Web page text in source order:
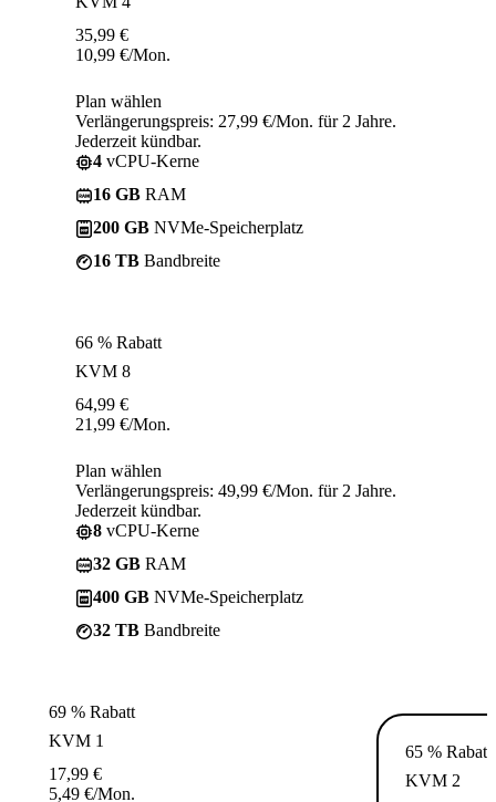
35,99 €
10,99 €/Mon.
Plan wählen
Verlängerungspreis: 27,99 €/Mon. für 2 Jahre.
Jederzeit kündbar.
4 vCPU-Kerne
16 GB RAM
200 GB NVMe-Speicherplatz
16 TB Bandbreite
66 % Rabatt
KVM 8
64,99 €
21,99 €/Mon.
Plan wählen
Verlängerungspreis: 49,99 €/Mon. für 2 Jahre.
Jederzeit kündbar.
8 vCPU-Kerne
32 GB RAM
400 GB NVMe-Speicherplatz
32 TB Bandbreite
69 % Rabatt
KVM 1
17,99 €
5,49 €/Mon.
65 % Rabatt
KVM 2